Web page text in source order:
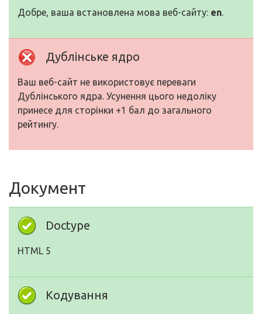
Добре, ваша встановлена мова веб-сайту: en.
Дублінське ядро
Ваш веб-сайт не використовує переваги
Дублінського ядра. Усунення цього недоліку
принесе для сторінки +1 бал до загального
рейтингу.
Документ
Doctype
HTML 5
Кодування